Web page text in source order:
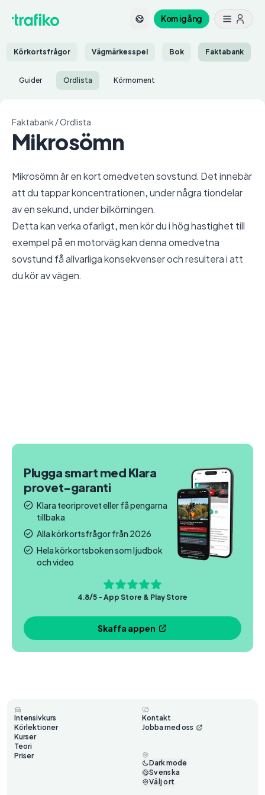
Kom igång
Körkortsfrågor Vägmärkesspel Bok Faktabank
Guider Ordlista Körmoment
Faktabank /Ordlista
Mikrosömn
Mikrosömn är en kort omedveten sovstund. Det innebär
att du tappar koncentrationen, under några tiondelar
av en sekund, under bilkörningen.
Detta kan verka ofarligt, men kör du i hög hastighet till
exempel på en motorväg kan denna omedvetna
sovstund få allvarliga konsekvenser och resultera i att
du kör av vägen.
Plugga smart med Klara
provet-garanti
Klara teoriprovet eller få pengarna
tillbaka
Alla körkortsfrågor från 2026
Hela körkortsboken som ljudbok
och video
4.8/5 - App Store & Play Store
Skaffa appen
Intensivkurs
Körlektioner
Kurser
Teori
Priser
Kontakt
Jobba med oss
Dark mode
Svenska
Välj ort